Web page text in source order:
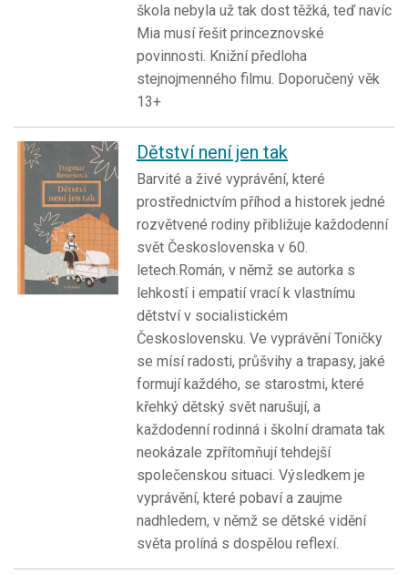
škola nebyla už tak dost těžká, teď navíc
Mia musí řešit princeznovské
povinnosti. Knižní předloha
stejnojmenného filmu. Doporučený věk
13+
Dětství není jen tak
Barvité a živé vyprávění, které
prostřednictvím příhod a historek jedné
rozvětvené rodiny přibližuje každodenní
svět Československa v 60.
letech.Román, v němž se autorka s
lehkostí i empatií vrací k vlastnímu
dětství v socialistickém
Československu. Ve vyprávění Toničky
se mísí radosti, průšvihy a trapasy, jaké
formují každého, se starostmi, které
křehký dětský svět narušují, a
každodenní rodinná i školní dramata tak
neokázale zpřítomňují tehdejší
společenskou situaci. Výsledkem je
vyprávění, které pobaví a zaujme
nadhledem, v němž se dětské vidění
světa prolíná s dospělou reflexí.